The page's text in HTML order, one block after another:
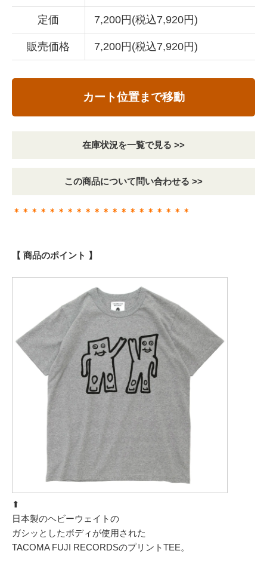
定価 7,200円(税込7,920円)
販売価格 7,200円(税込7,920円)
カート位置まで移動
在庫状況を一覧で見る >>
この商品について問い合わせる >>
＊＊＊＊＊＊＊＊＊＊＊＊＊＊＊＊＊＊＊＊
【 商品のポイント 】
⬆︎
日本製のヘビーウェイトの
ガシッとしたボディが使用された
TACOMA FUJI RECORDSのプリントTEE。